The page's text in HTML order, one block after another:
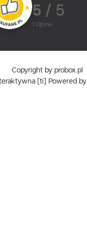
5 / 5
1 opinii
Copyright by probox.pl
[ti] Powered by